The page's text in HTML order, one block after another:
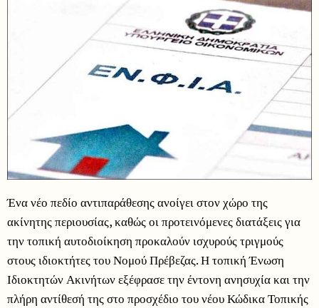
Ένα νέο πεδίο αντιπαράθεσης ανοίγει στον χώρο της
ακίνητης περιουσίας, καθώς οι προτεινόμενες διατάξεις για
την τοπική αυτοδιοίκηση προκαλούν ισχυρούς τριγμούς
στους ιδιοκτήτες του Νομού Πρέβεζας. Η τοπική Ένωση
Ιδιοκτητών Ακινήτων εξέφρασε την έντονη ανησυχία και την
πλήρη αντίθεσή της στο προσχέδιο του νέου Κώδικα Τοπικής